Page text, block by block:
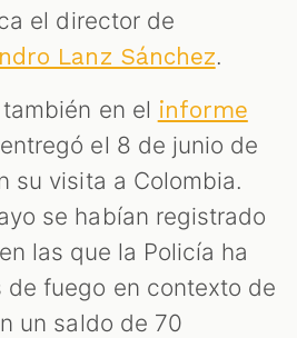
el director de
Lanz Sánchez.
en el informe
el 8 de junio de
su visita a Colombia.
se habían registrado
las que la Policía ha
de fuego en contexto de
un saldo de 70